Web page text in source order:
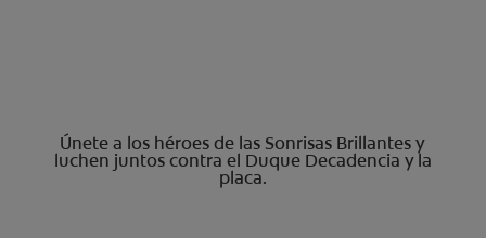
Únete a los héroes de las Sonrisas Brillantes y
luchen juntos contra el Duque Decadencia y la
placa.